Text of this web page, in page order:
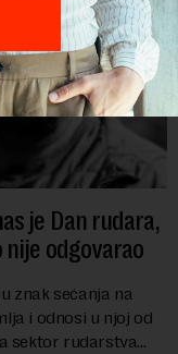
je Dan rudara,
odgovarao
znak sećanja na
i odnosi u njoj od
sektor rudarstva